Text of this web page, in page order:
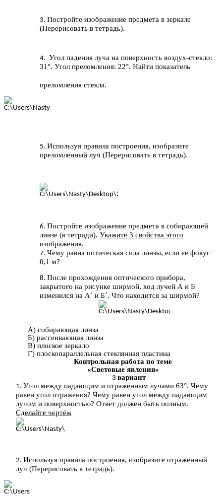
Постройте изображение предмета в зеркале
(Перерисовать в тетрадь).
Угол падения луча на поверхность воздух-стекло:
31°. Угол преломления: 22°. Найти показатель
преломления стекла.
Используя правила построения, изобразите
преломленный луч (Перерисовать в тетрадь).
Постройте изображение предмета в собирающей
линзе (в тетради). Укажите 3 свойства этого
изображения.
Чему равна оптическая сила линзы, если её фокус
0,1 м?
После прохождения оптического прибора,
закрытого на рисунке ширмой, ход лучей А и Б
изменился на А´ и Б´. Что находится за ширмой?
А) собирающая линза
Б) рассеивающая линза
В) плоское зеркало
Г) плоскопараллельная стеклянная пластина
Контрольная работа по теме
«Световые явления»
вариант
Угол между падающим и отражённым лучами 63°. Чему
равен угол отражения? Чему равен угол между падающим
лучом и поверхностью? Ответ должен быть полным.
Сделайте чертёж
Используя правила построения, изобразите отражённый
луч (Перерисовать в тетрадь).